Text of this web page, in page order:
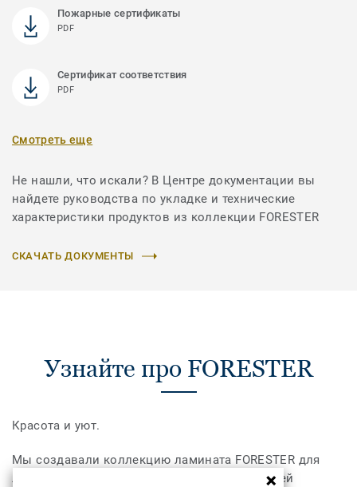
Пожарные сертификаты
PDF
Сертификат соответствия
PDF
Смотреть еще
Не нашли, что искали? В Центре документации вы
найдете руководства по укладке и технические
характеристики продуктов из коллекции FORESTER
СКАЧАТЬ ДОКУМЕНТЫ
Узнайте про FORESTER
Красота и уют.
Мы создавали коллекцию ламината FORESTER для
любителей изысканных дизайнов и ценителей